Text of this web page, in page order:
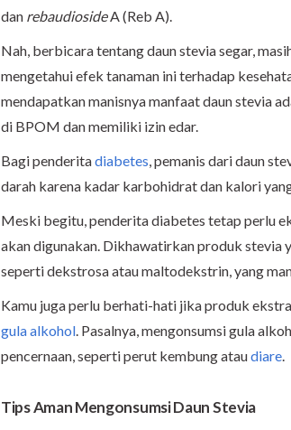
dan rebaudiosideA (Reb A).
Nah, berbicara tentang daun stevia segar,
mengetahui efek tanaman ini terhadap
mendapatkan manisnya manfaat daun stevia
di BPOM dan memiliki izin edar.
Bagi penderitadiabetes, pemanis dari daun
darah karena kadar karbohidrat dan kalori
Meski begitu, penderita diabetes tetap perlu
akan digunakan. Dikhawatirkan produk stevia
seperti dekstrosa atau maltodekstrin, yang
Kamu juga perlu berhati-hati jika produk
gula alkohol. Pasalnya, mengonsumsi gula
pencernaan, seperti perut kembung ataudiare.
Tips Aman Mengonsumsi Daun Stevia